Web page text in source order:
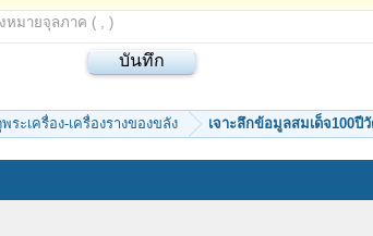
หมายจุลภาค ( , )
ระเครื่อง-เครื่องรางของขลัง เจาะลึกข้อมูลสมเด็จ100ปี